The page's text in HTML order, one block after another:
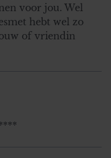
voor jou. Wel
hebt wel zo
of vriendin